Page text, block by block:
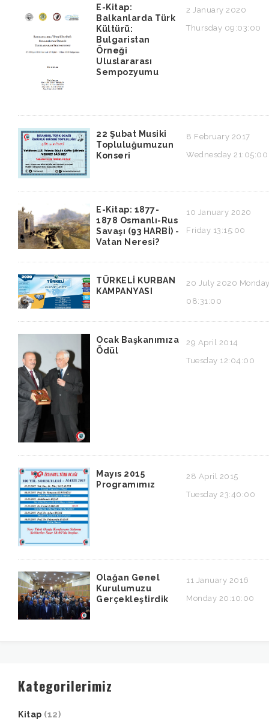
E-Kitap:
Balkanlarda Türk
Kültürü:
Bulgaristan
Örneği
Uluslararası
Sempozyumu
2 January 2020
Thursday 09:03:00
22 Şubat Musiki
Topluluğumuzun
Konseri
8 February 2017
Wednesday 21:05:00
E-Kitap: 1877-
1878 Osmanlı-Rus
Savaşı (93 HARBİ) -
Vatan Neresi?
10 January 2020
Friday 13:15:00
TÜRKELİ KURBAN
KAMPANYASI
20 July 2020
08:31:00
Ocak Başkanımıza
Ödül
29 April 2014
Tuesday 12:04:00
Mayıs 2015
Programımız
28 April 2015
Tuesday 23:40:00
Olağan Genel
Kurulumuzu
Gerçekleştirdik
11 January 2016
Monday 20:10:00
Kategorilerimiz
Kitap (12)